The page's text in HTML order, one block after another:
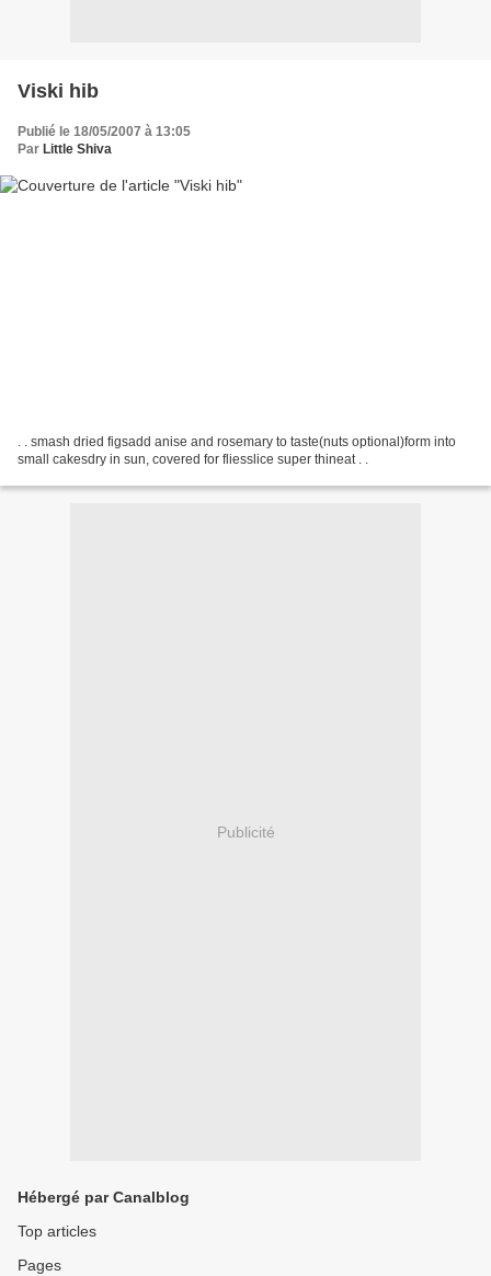
Viski hib
Publié le 18/05/2007 à 13:05
Par Little Shiva
. . smash dried figsadd anise and rosemary to taste(nuts optional)form into
small cakesdry in sun, covered for fliesslice super thineat . .
Publicité
Hébergé par Canalblog
Top articles
Pages